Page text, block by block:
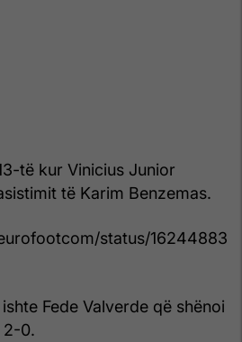
të kur Vinicius Junior
të Karim Benzemas.
status/16244883
Fede Valverde që shënoi
2-0.